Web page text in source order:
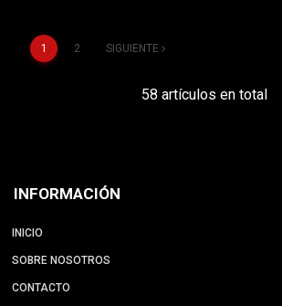
1 2 SIGUIENTE
58 artículos en total
INFORMACIÓN
INICIO
SOBRE NOSOTROS
CONTACTO